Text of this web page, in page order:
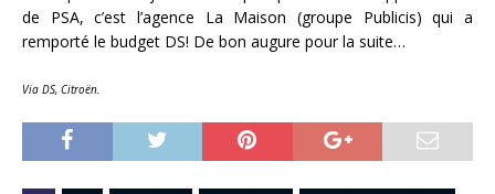
de PSA, c’est l’agence La Maison (groupe Publicis) qui a
remporté le budget DS! De bon augure pour la suite…
Via DS, Citroën.